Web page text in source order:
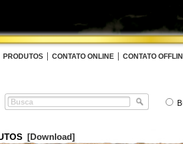
PRODUTOS CONTATO ONLINE CONTATO
[Download]